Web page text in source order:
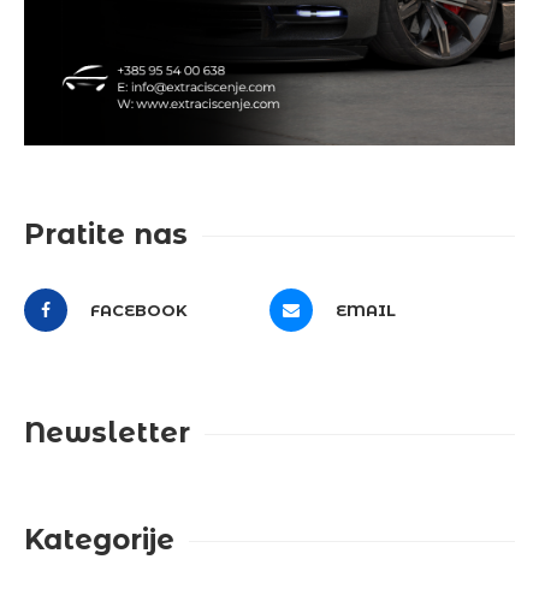
Pratite nas
FACEBOOK EMAIL
Newsletter
Kategorije